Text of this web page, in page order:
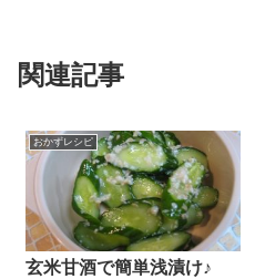
関連記事
おかずレシピ
玄米甘酒で簡単浅漬け♪